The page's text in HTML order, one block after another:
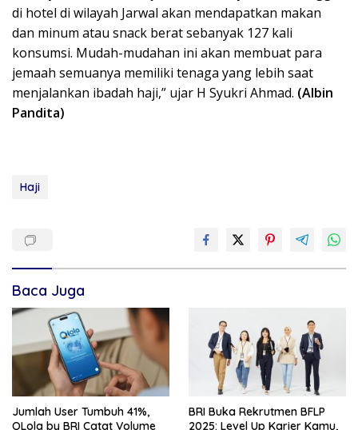
di hotel di wilayah Jarwal akan mendapatkan makan
dan minum atau snack berat sebanyak 127 kali
konsumsi. Mudah-mudahan ini akan membuat para
jemaah semuanya memiliki tenaga yang lebih saat
menjalankan ibadah haji,” ujar H Syukri Ahmad. (Albin
Pandita)
Haji
Baca Juga
Jumlah User Tumbuh 41%,
QLola by BRI Catat Volume
BRI Buka Rekrutmen BFLP
2025: Level Up Karier Kamu,